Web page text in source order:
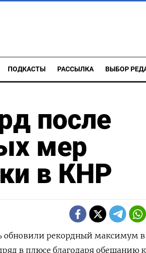
ПОДКАСТЫ РАССЫЛКА ВЫБОР
после
мер
в КНР
рекордный максимум
в плюсе благодаря обещанию